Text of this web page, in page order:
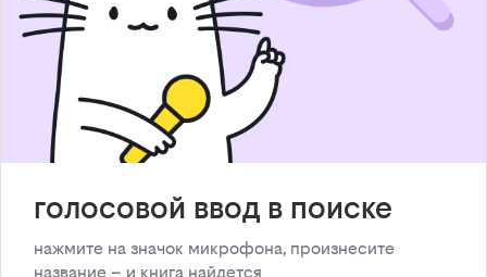
голосовой ввод в поиске
нажмите на значок микрофона, произнесите
название – и книга найдется